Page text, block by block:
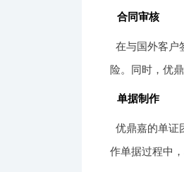
合同审核
在与国外客户
险。同时，优
单据制作
优鼎嘉的单证
作单据过程中